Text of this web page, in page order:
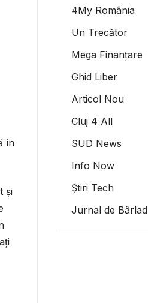
în
și
4My România
Un Trecător
Mega Finanțare
Ghid Liber
Articol Nou
Cluj 4 All
SUD News
Info Now
Știri Tech
Jurnal de Bârlad